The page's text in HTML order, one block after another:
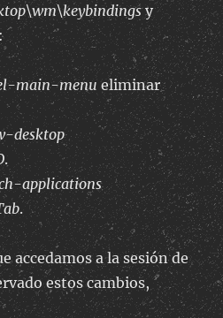
y
main-menueliminar
desktop
.
applications
.
accedamos a la sesión de
estos cambios,